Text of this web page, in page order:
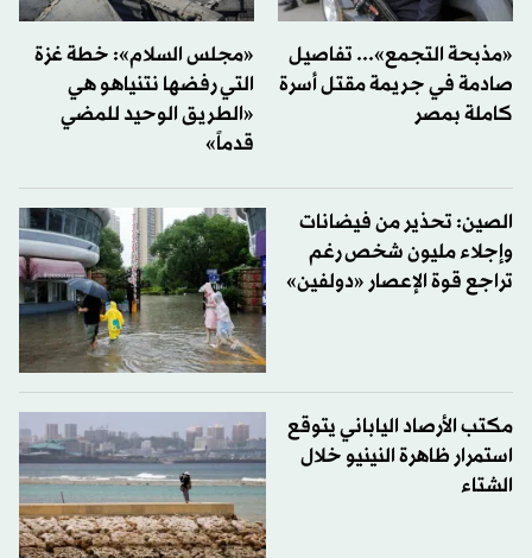
«مذبحة التجمع»... تفاصيل
صادمة في جريمة مقتل أسرة
كاملة بمصر
«مجلس السلام»: خطة غزة
التي رفضها نتنياهو هي
«الطريق الوحيد للمضي
قدماً»
الصين: تحذير من فيضانات
وإجلاء مليون شخص رغم
تراجع قوة الإعصار «دولفين»
مكتب الأرصاد الياباني يتوقع
استمرار ظاهرة النينيو خلال
الشتاء